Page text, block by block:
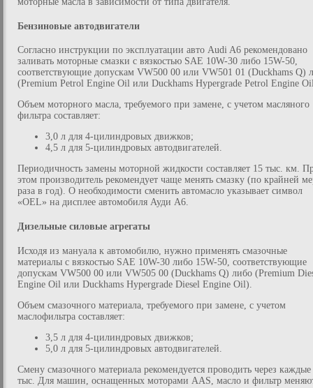
Бензиновые автодвигатели
Согласно инструкции по эксплуатации авто Audi A6 рекомендовано
заливать моторные смазки с вязкостью SAE 10W-30 либо 15W-50,
соответствующие допускам VW500 00 или VW501 01 (Duckhams Q)
(Premium Petrol Engine Oil или Duckhams Hypergrade Petrol Engine
Объем моторного масла, требуемого при замене, с учетом масляного
фильтра составляет:
3,0 л для 4-цилиндровых движков;
4,5 л для 5-цилиндровых автодвигателей.
Периодичность замены моторной жидкости составляет 15 тыс. км.
этом производитель рекомендует чаще менять смазку (по крайней
раза в год). О необходимости сменить автомасло указывает символ
«OEL» на дисплее автомобиля Ауди А6.
Дизельные силовые агрегаты
Исходя из мануала к автомобилю, нужно применять смазочные
материалы с вязкостью SAE 10W-30 либо 15W-50, соответствующие
допускам VW500 00 или VW505 00 (Duckhams Q) либо (Premium
Engine Oil или Duckhams Hypergrade Diesel Engine Oil).
Объем смазочного материала, требуемого при замене, с учетом
маслофильтра составляет:
3,5 л для 4-цилиндровых движков;
5,0 л для 5-цилиндровых автодвигателей.
Смену смазочного материала рекомендуется проводить через каждые
тыс. Для машин, оснащенных моторами AAS, масло и фильтр